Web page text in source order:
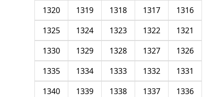
1316
1317
1318
1319
1320
1321
1322
1323
1324
1325
1326
1327
1328
1329
1330
1331
1332
1333
1334
1335
1336
1337
1338
1339
1340